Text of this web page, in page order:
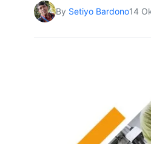
By Setiyo Bardono14